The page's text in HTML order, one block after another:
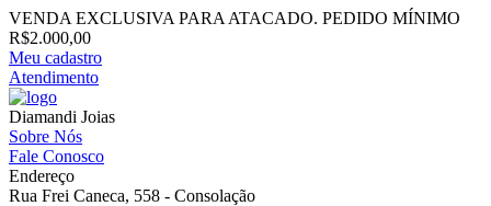
VENDA EXCLUSIVA PARA ATACADO. PEDIDO MÍNIMO
R$2.000,00
Meu cadastro
Atendimento
Diamandi Joias
Sobre Nós
Fale Conosco
Endereço
Rua Frei Caneca, 558 - Consolação